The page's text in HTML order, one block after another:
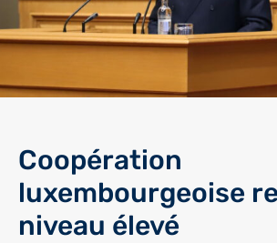
Coopération
luxembourgeoise
niveau élevé